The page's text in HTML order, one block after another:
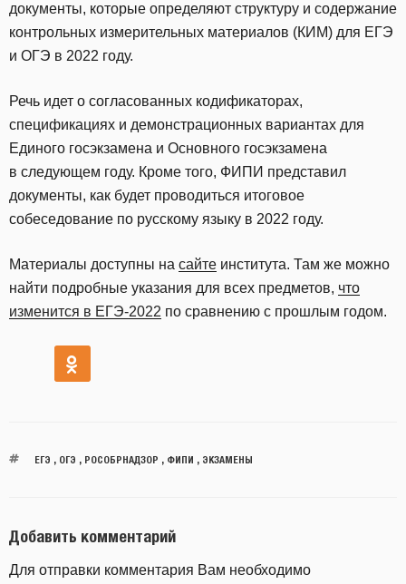
документы, которые определяют структуру и содержание
контрольных измерительных материалов (КИМ) для ЕГЭ
и ОГЭ в 2022 году.
Речь идет о согласованных кодификаторах,
спецификациях и демонстрационных вариантах для
Единого госэкзамена и Основного госэкзамена
в следующем году. Кроме того, ФИПИ представил
документы, как будет проводиться итоговое
собеседование по русскому языку в 2022 году.
Материалы доступны на сайте института. Там же можно
найти подробные указания для всех предметов, что
изменится в ЕГЭ-2022 по сравнению с прошлым годом.
ЕГЭ , ОГЭ , РОСОБРНАДЗОР , ФИПИ , ЭКЗАМЕНЫ
Добавить комментарий
Для отправки комментария Вам необходимо